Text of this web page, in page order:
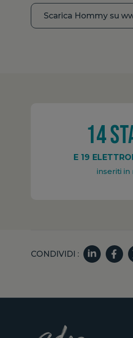
Scarica Hommy su
14
E 19
inseriti in
CONDIVIDI :